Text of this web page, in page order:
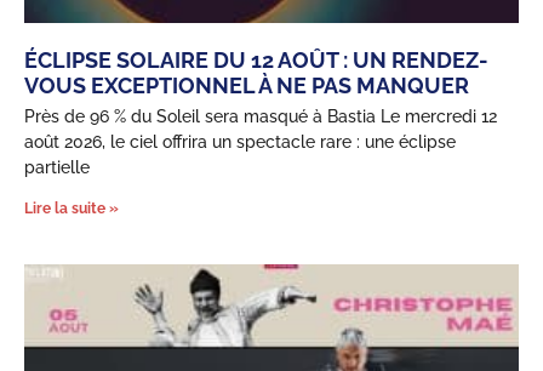
ÉCLIPSE SOLAIRE DU 12 AOÛT : UN RENDEZ-
VOUS EXCEPTIONNEL À NE PAS MANQUER
Près de 96 % du Soleil sera masqué à Bastia Le mercredi 12
août 2026, le ciel offrira un spectacle rare : une éclipse
partielle
Lire la suite »